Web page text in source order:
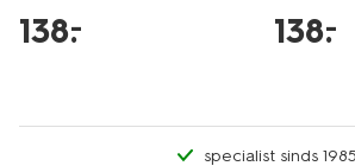
138.
– 138.
–
specialist sinds 1985